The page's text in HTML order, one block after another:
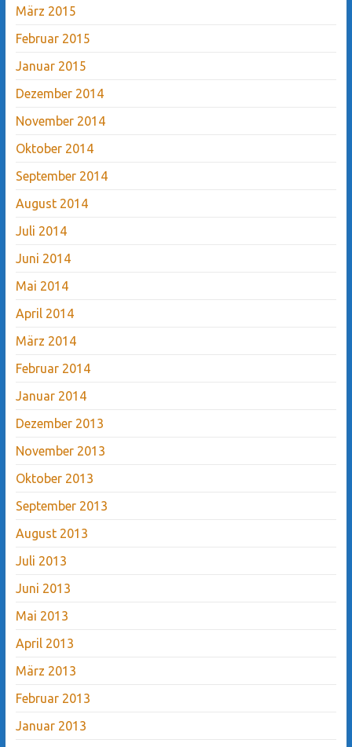
März 2015
Februar 2015
Januar 2015
Dezember 2014
November 2014
Oktober 2014
September 2014
August 2014
Juli 2014
Juni 2014
Mai 2014
April 2014
März 2014
Februar 2014
Januar 2014
Dezember 2013
November 2013
Oktober 2013
September 2013
August 2013
Juli 2013
Juni 2013
Mai 2013
April 2013
März 2013
Februar 2013
Januar 2013